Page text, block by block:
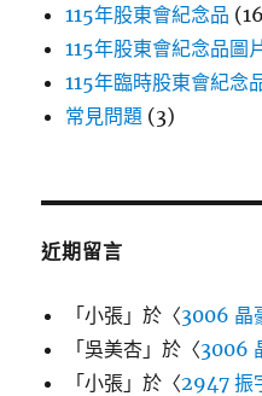
115年股東會紀念品
115年股東會紀念品圖
115年臨時股東會紀念
常見問題 (3)
近期留言
「小張 」於〈3006 晶
「吳美杏 」於〈3006
「小張 」於〈2947 振